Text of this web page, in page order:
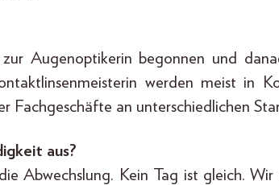
Augenoptikerin begonnen und
werden meist in
Fachgeschäfte an unterschiedlichen
aus?
Abwechslung. Kein Tag ist gleich. Wir